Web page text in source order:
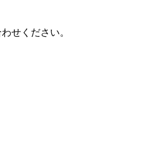
せください。